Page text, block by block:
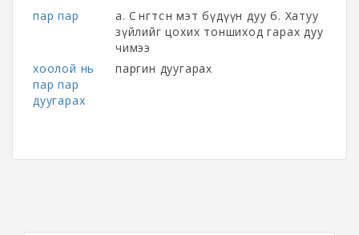
пар пар
а. Сөөнгөтсөн мэт бүдүүн дуу б. Хатуу
зүйлийг цохих тоншиход гарах дуу
чимээ
хоолой нь
пар пар
дуугарах
паргин дуугарах